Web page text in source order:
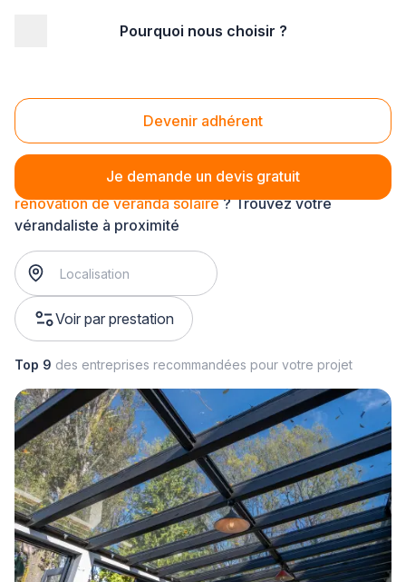
Pourquoi nous choisir ?
Devenir adhérent
Je demande un devis gratuit
Rénovation de véranda solaire
rénovation de véranda solaire? Trouvez votre
vérandaliste à proximité
Voir par prestation
Top 9 des entreprises recommandées pour votre projet